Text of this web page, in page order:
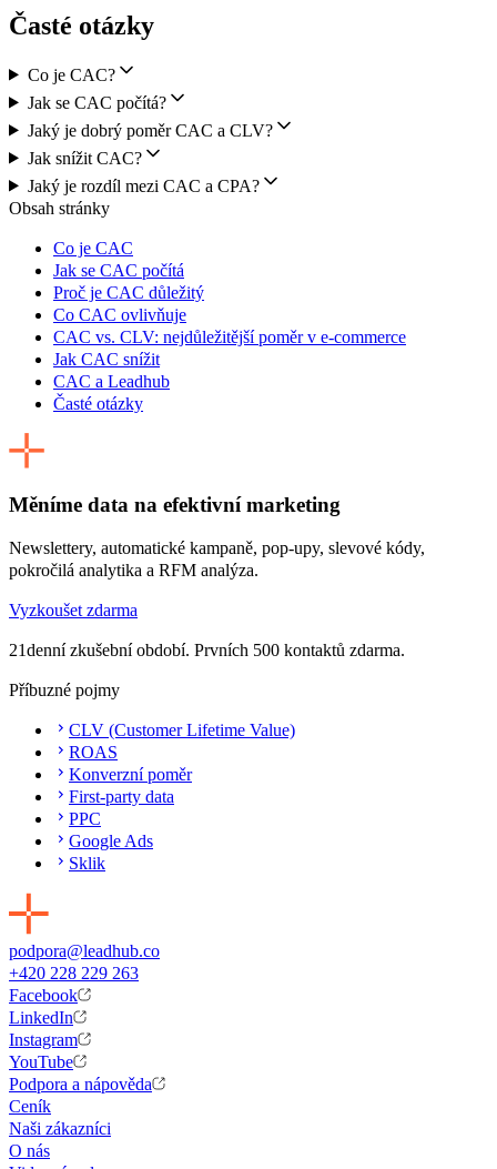
Časté otázky
Co je CAC?
Jak se CAC počítá?
Jaký je dobrý poměr CAC a CLV?
Jak snížit CAC?
Jaký je rozdíl mezi CAC a CPA?
Obsah stránky
Co je CAC
Jak se CAC počítá
Proč je CAC důležitý
Co CAC ovlivňuje
CAC vs. CLV: nejdůležitější poměr v e-commerce
Jak CAC snížit
CAC a Leadhub
Časté otázky
Měníme data na efektivní marketing
Newslettery, automatické kampaně, pop-upy, slevové kódy,
pokročilá analytika a RFM analýza.
Vyzkoušet zdarma
21denní zkušební období. Prvních 500 kontaktů zdarma.
Příbuzné pojmy
CLV (Customer Lifetime Value)
ROAS
Konverzní poměr
First-party data
PPC
Google Ads
Sklik
podpora@leadhub.co
+420 228 229 263
Facebook
LinkedIn
Instagram
YouTube
Podpora a nápověda
Ceník
Naši zákazníci
O nás